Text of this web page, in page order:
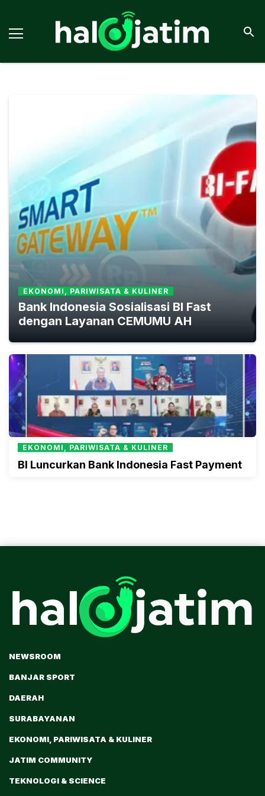
EKONOMI, PARIWISATA & KULINER
Bank Indonesia Sosialisasi BI Fast
dengan Layanan CEMUMU AH
EKONOMI, PARIWISATA & KULINER
BI Luncurkan Bank Indonesia Fast Payment
NEWSROOM
BANJAR SPORT
DAERAH
SURABAYANAN
EKONOMI, PARIWISATA & KULINER
JATIM COMMUNITY
TEKNOLOGI & SCIENCE